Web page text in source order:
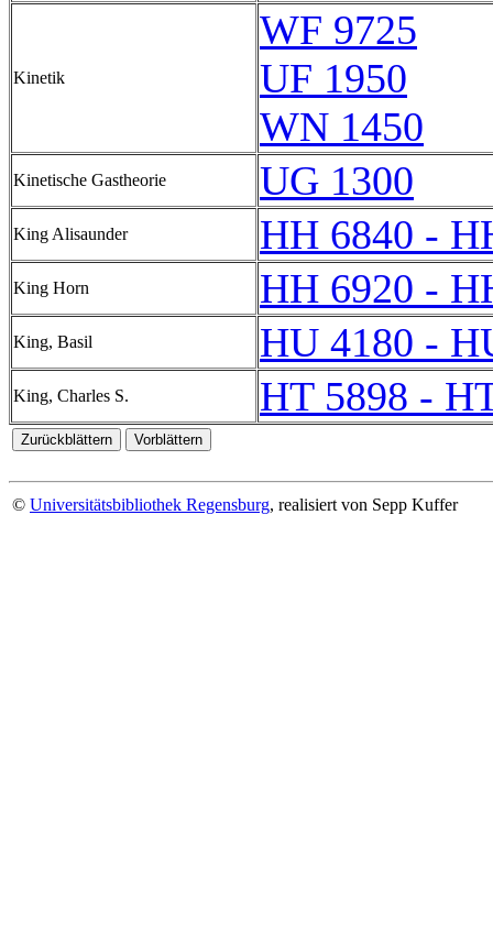
Kinetik
WF 9725
UF 1950
WN 1450
Kinetische Gastheorie UG 1300
King Alisaunder HH 6840 -
King Horn HH 6920 -
King, Basil HU 4180 -
King, Charles S. HT 5898 -
© Universitätsbibliothek Regensburg, realisiert von Sepp Kuffer